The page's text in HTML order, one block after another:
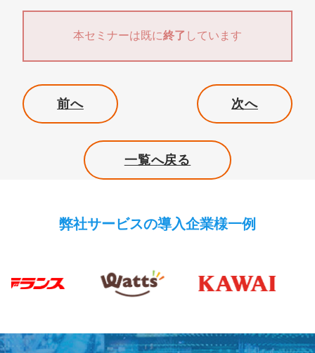
本セミナーは既に終了 しています
前へ
一覧へ戻る
次へ
弊社サービスの導入企業様一例